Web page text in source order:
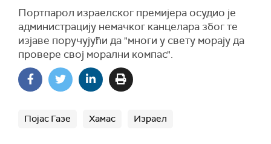
Портпарол израелског премијера осудио је
администрацију немачког канцелара због те
изјаве поручујући да "многи у свету морају да
провере свој морални компас".
Појас Газе Хамас Израел